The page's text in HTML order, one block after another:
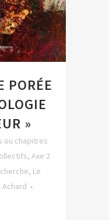
PORÉE
»
ou chapitres
, Axe 2
, Le
Achard